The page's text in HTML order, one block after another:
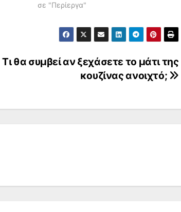
σε "Περίεργα"
Tι θα συμβεί αν ξεχάσετε το μάτι της
κουζίνας ανοιχτό;